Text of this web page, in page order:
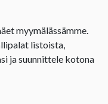
myymälässämme.
listoista,
ja suunnittele kotona